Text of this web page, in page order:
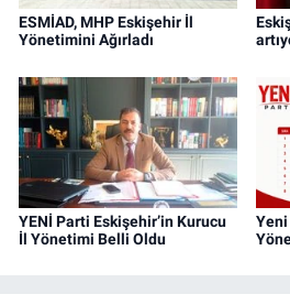
ESMİAD, MHP Eskişehir İl
Yönetimini Ağırladı
YENİ Parti Eskişehir’in Kurucu
İl Yönetimi Belli Oldu
Yeni